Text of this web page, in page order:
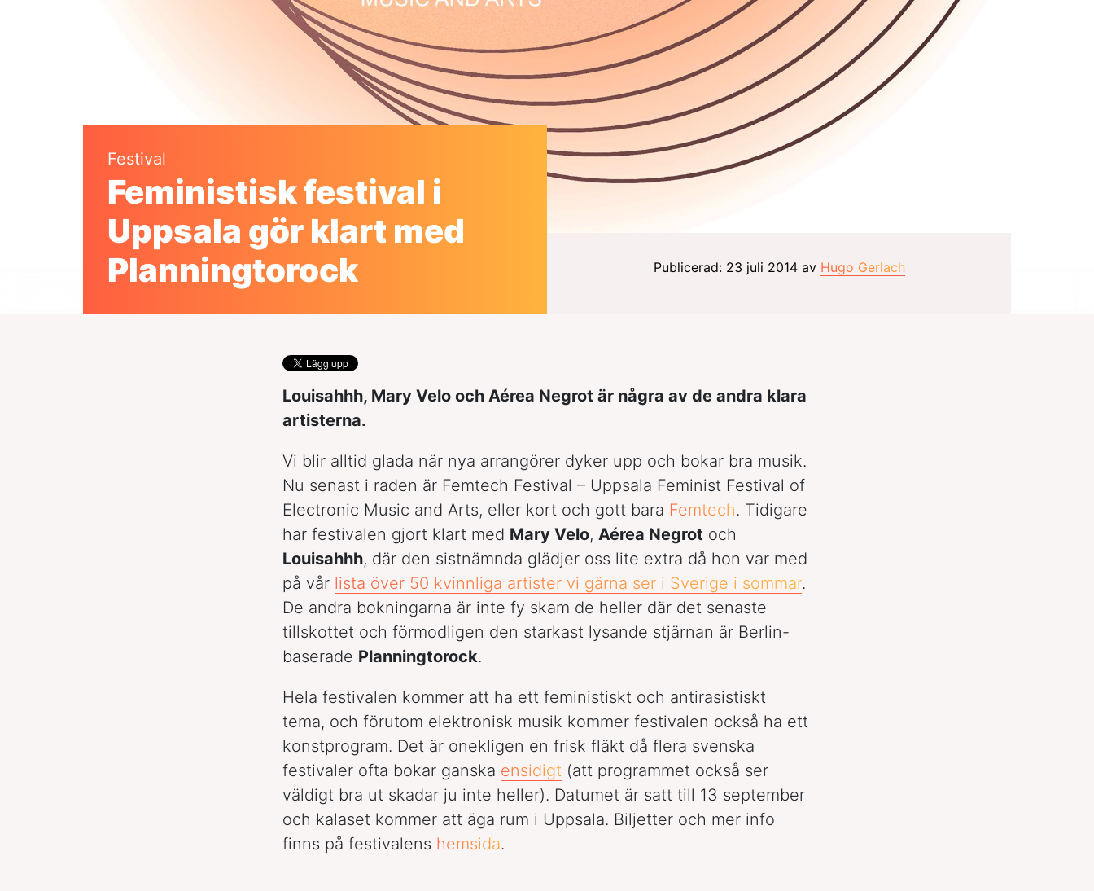
Festival
Feministisk festival i
Uppsala gör klart med
Planningtorock
Publicerad: 23 juli 2014 av Hugo Gerlach
Louisahhh, Mary Velo och Aérea Negrot är några av de andra klara
artisterna.
Vi blir alltid glada när nya arrangörer dyker upp och bokar bra musik.
Nu senast i raden är Femtech Festival – Uppsala Feminist Festival of
Electronic Music and Arts, eller kort och gott bara Femtech. Tidigare
har festivalen gjort klart med Mary Velo, Aérea Negrot och
Louisahhh, där den sistnämnda glädjer oss lite extra då hon var med
på vår lista över 50 kvinnliga artister vi gärna ser i Sverige i sommar.
De andra bokningarna är inte fy skam de heller där det senaste
tillskottet och förmodligen den starkast lysande stjärnan är Berlin-
baserade Planningtorock.
Hela festivalen kommer att ha ett feministiskt och antirasistiskt
tema, och förutom elektronisk musik kommer festivalen också ha ett
konstprogram. Det är onekligen en frisk fläkt då flera svenska
festivaler ofta bokar ganska ensidigt (att programmet också ser
väldigt bra ut skadar ju inte heller). Datumet är satt till 13 september
och kalaset kommer att äga rum i Uppsala. Biljetter och mer info
finns på festivalens hemsida.